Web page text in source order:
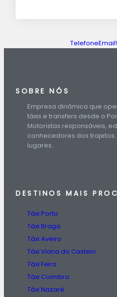
TelefoneEmail
SOBRE NÓS
Empresa dinâmica que
táxis e transfers desde o
Motoristas responsáveis,
conhecedores dos trajetos.
lugares.
DESTINOS MAIS
Táxi Porto
Táxi Braga
Táxi Aveiro
Táxi Viana do Castelo
Táxi Feira
Táxi Coimbra
Táxi Nazaré